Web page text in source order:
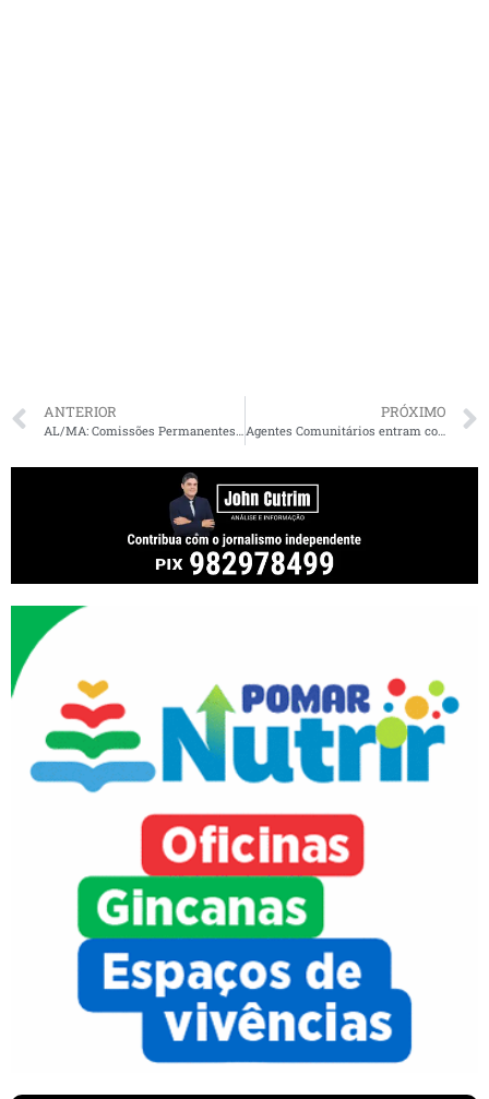
ANTERIOR
AL/MA: Comissões Permanentes têm nova composição e CCJ tem novo presidente
PRÓXIMO
Agentes Comunitários entram com ação contra o município por causa da redução de salários com valores que ignoram direitos